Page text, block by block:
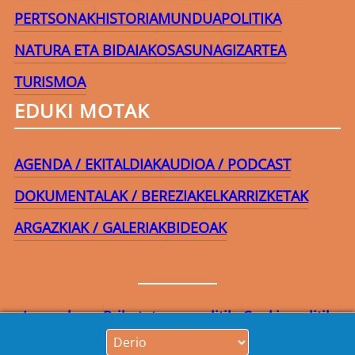
PERTSONAKHISTORIAMUNDUAPOLITIKA
NATURA ETA BIDAIAKOSASUNAGIZARTEA
TURISMOA
EDUKI MOTAK
AGENDA / EKITALDIAKAUDIOA / PODCAST
DOKUMENTALAK / BEREZIAKELKARRIZKETAK
ARGAZKIAK / GALERIAKBIDEOAK
Lege-oharraPribatutasun-politikaCookie politika